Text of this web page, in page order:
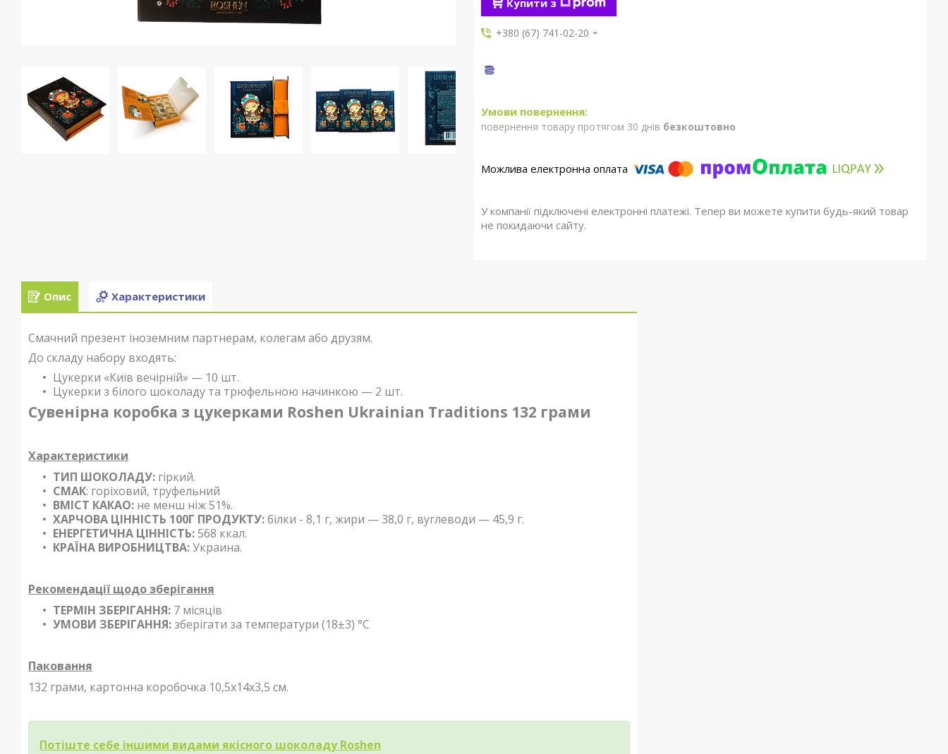
Купити з
+380 (67) 741-02-20
повернення товару протягом 30 днів безкоштовно
У компанії підключені електронні платежі. Тепер ви можете купити будь-який товар
не покидаючи сайту.
Опис Характеристики
Смачний презент іноземним партнерам, колегам або друзям.
До складу набору входять:
Цукерки «Київ вечірній» — 10 шт.
Цукерки з білого шоколаду та трюфельною начинкою — 2 шт.
Сувенірна коробка з цукерками Roshen Ukrainian Traditions 132 грами
Характеристики
ТИП ШОКОЛАДУ: гіркий.
СМАК: горіховий, труфельний
ВМІСТ КАКАО: не менш ніж 51%.
ХАРЧОВА ЦІННІСТЬ 100Г ПРОДУКТУ:білки - 8,1 г, жири — 38,0 г, вуглеводи — 45,9 г.
ЕНЕРГЕТИЧНА ЦІННІСТЬ:568 ккал.
КРАЇНА ВИРОБНИЦТВА:Украина.
Рекомендації щодо зберігання
ТЕРМІН ЗБЕРІГАННЯ: 7 місяців
УМОВИ ЗБЕРІГАННЯ: зберігати за температури (18±3) °C
Паковання
132 грами, картонна коробочка 10,5х14х3,5 см.
Потіште себе іншими видами якісного шоколаду Roshen